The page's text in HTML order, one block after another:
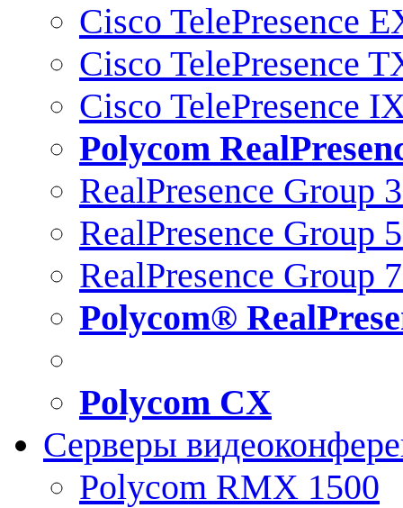
Cisco TelePresence
Cisco TelePresence
Cisco TelePresence
Polycom
RealPresence Group
RealPresence Group
RealPresence Group
Polycom®
Polycom CX
Серверы
Polycom RMX 1500